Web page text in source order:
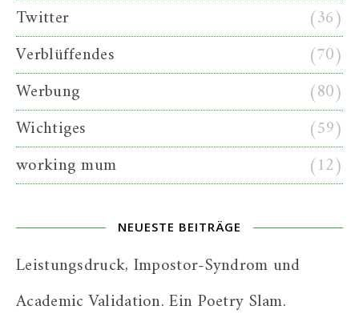
Twitter
(36)
Verblüffendes
(70)
Werbung
(80)
Wichtiges
(59)
working mum
(12)
NEUESTE BEITRÄGE
Leistungsdruck, Impostor-Syndrom und
Academic Validation. Ein Poetry Slam.